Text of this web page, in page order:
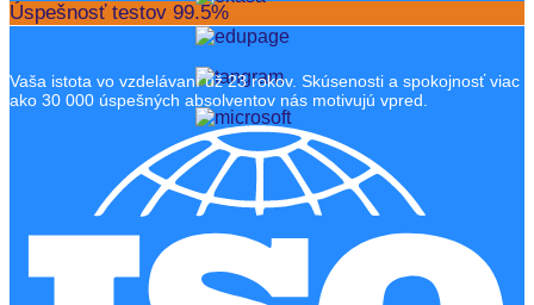
Úspešnosť testov 99.5%
Vaša istota vo vzdelávaní už 23 rokov. Skúsenosti a spokojnosť viac
ako 30 000 úspešných absolventov nás motivujú vpred.